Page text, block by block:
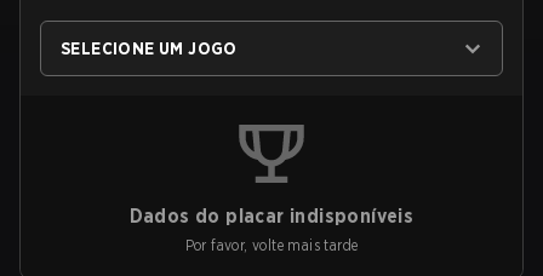
SELECIONE UM JOGO
Dados do placar indisponíveis
Por favor, volte mais tarde